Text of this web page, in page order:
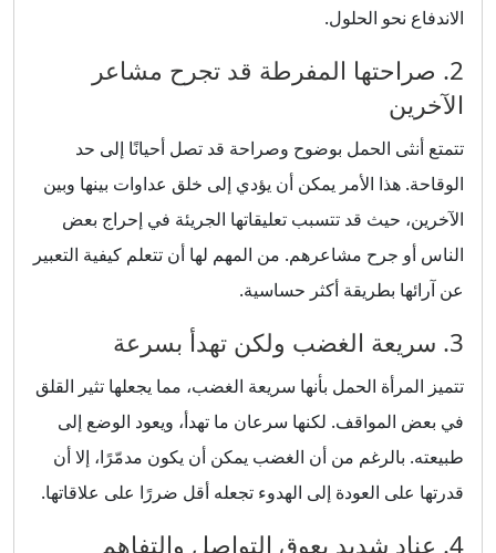
الاندفاع نحو الحلول.
2. صراحتها المفرطة قد تجرح مشاعر
الآخرين
تتمتع أنثى الحمل بوضوح وصراحة قد تصل أحيانًا إلى حد
الوقاحة. هذا الأمر يمكن أن يؤدي إلى خلق عداوات بينها وبين
الآخرين، حيث قد تتسبب تعليقاتها الجريئة في إحراج بعض
الناس أو جرح مشاعرهم. من المهم لها أن تتعلم كيفية التعبير
عن آرائها بطريقة أكثر حساسية.
3. سريعة الغضب ولكن تهدأ بسرعة
تتميز المرأة الحمل بأنها سريعة الغضب، مما يجعلها تثير القلق
في بعض المواقف. لكنها سرعان ما تهدأ، ويعود الوضع إلى
طبيعته. بالرغم من أن الغضب يمكن أن يكون مدمّرًا، إلا أن
قدرتها على العودة إلى الهدوء تجعله أقل ضررًا على علاقاتها.
4. عناد شديد يعوق التواصل والتفاهم